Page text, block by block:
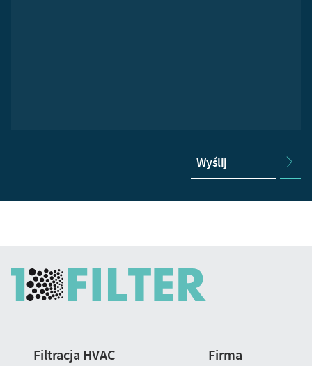
Wyślij
Filtracja HVAC
Firma